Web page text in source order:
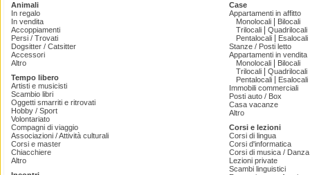
Animali
In regalo
In vendita
Accoppiamenti
Persi / Trovati
Dogsitter / Catsitter
Accessori
Altro
Tempo libero
Artisti e musicisti
Scambio libri
Oggetti smarriti e ritrovati
Hobby / Sport
Volontariato
Compagni di viaggio
Associazioni / Attività culturali
Corsi e master
Chiacchiere
Altro
Case
Appartamenti in affitto
Monolocali
Bilocali
Trilocali
Quadrilocali
Pentalocali
Esalocali
Stanze / Posti letto
Appartamenti in vendita
Monolocali
Bilocali
Trilocali
Quadrilocali
Pentalocali
Esalocali
Immobili commerciali
Posti auto / Box
Casa vacanze
Altro
Corsi e lezioni
Corsi di lingua
Corsi d'informatica
Corsi di musica /
Lezioni private
Scambi linguistici